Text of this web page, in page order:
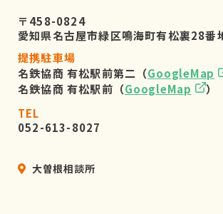
〒458-0824
愛知県名古屋市緑区鳴海町有松裏28番
提携駐車場
名鉄協商 有松駅前第二（GoogleMap
名鉄協商 有松駅前（GoogleMap
）
TEL
052-613-8027
大曽根相談所